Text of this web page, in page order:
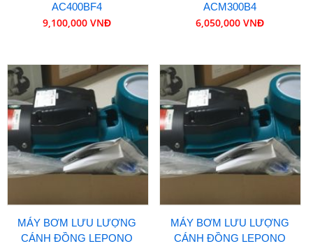
AC400BF4
9,100,000 VNĐ
ACM300B4
6,050,000 VNĐ
MÁY BƠM LƯU LƯỢNG
CÁNH ĐỒNG LEPONO
MÁY BƠM LƯU LƯỢNG
CÁNH ĐỒNG LEPONO